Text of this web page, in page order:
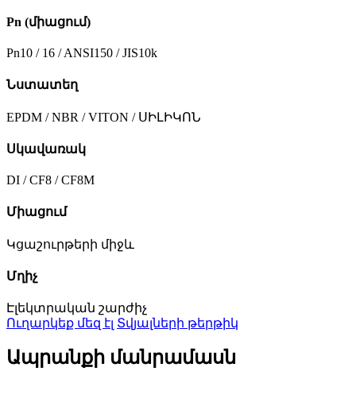
Pn (միացում)
Pn10 / 16 / ANSI150 / JIS10k
Նստատեղ
EPDM / NBR / VITON / ՍԻԼԻԿՈՆ
Սկավառակ
DI / CF8 / CF8M
Միացում
Կցաշուրթերի միջև
Մղիչ
Էլեկտրական շարժիչ
Ուղարկեք մեզ էլ Տվյալների թերթիկ
Ապրանքի մանրամասն